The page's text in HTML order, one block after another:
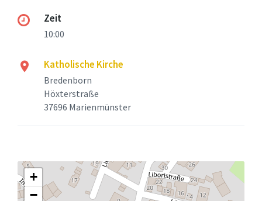
Zeit
10:00
Katholische Kirche
Bredenborn
Höxterstraße
37696 Marienmünster
+
−